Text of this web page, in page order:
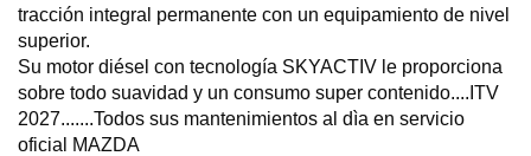
tracción integral permanente con un equipamiento de nivel
superior.
Su motor diésel con tecnología SKYACTIV le proporciona
sobre todo suavidad y un consumo super contenido....ITV
2027.......Todos sus mantenimientos al dìa en servicio
oficial MAZDA